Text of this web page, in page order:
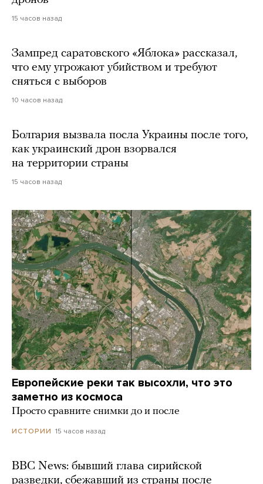
15 часов назад
Зампред саратовского «Яблока» рассказал,
что ему угрожают убийством и требуют
сняться с выборов
10 часов назад
Болгария вызвала посла Украины после того,
как украинский дрон взорвался
на территории страны
15 часов назад
Европейские реки так высохли, что это
заметно из космоса
Просто сравните снимки до и после
ИСТОРИИ 15 часов назад
BBC News: бывший глава сирийской
разведки, сбежавший из страны после